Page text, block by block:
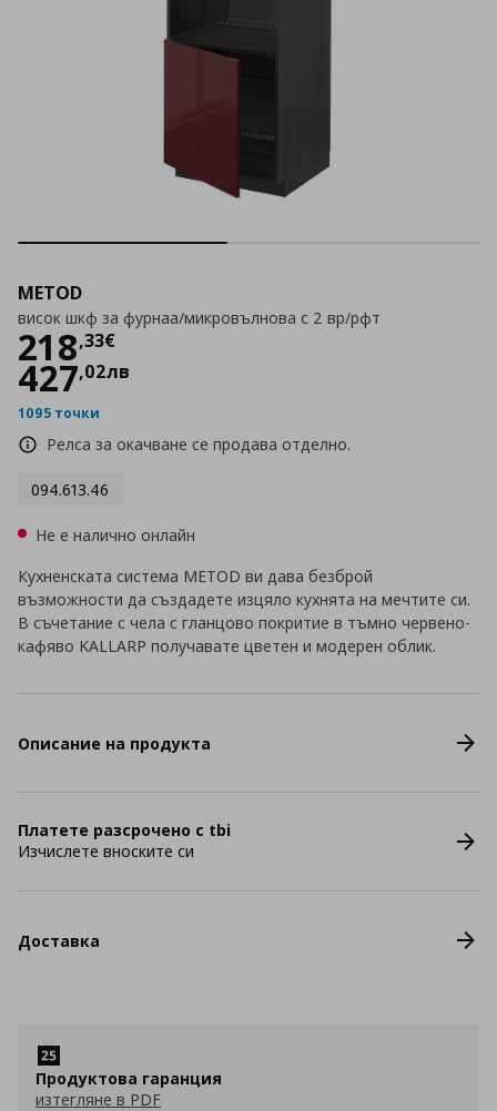
METOD
висок шкф за фурнаа/микровълнова с 2 вр/рфт
218,33€
Цена
427,02лв
1095 точки
Релса за окачване се продава отделно.
094.613.46
Не е налично онлайн
Кухненската система METOD ви дава безброй
възможности да създадете изцяло кухнята на мечтите си.
В съчетание с чела с гланцово покритие в тъмно червено-
кафяво KALLARP получавате цветен и модерен облик.
Описание на продукта
Платете разсрочено с tbi
Изчислете вноските си
Доставка
Продуктова гаранция
изтегляне в PDF